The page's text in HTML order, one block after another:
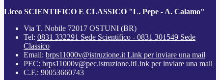
Liceo SCIENTIFICO E CLASSICO "L. Pepe - A. Calamo"
Via T. Nobile 72017 OSTUNI (BR)
Tel: 0831 332291 Sede Scientifico - 0831 301549 Sede
Classico
Email: brps11000v@istruzione.it Link per inviare una mail
PEC: brps11000v@pec.istruzione.itLink per inviare una mail
C.F.: 90053660743